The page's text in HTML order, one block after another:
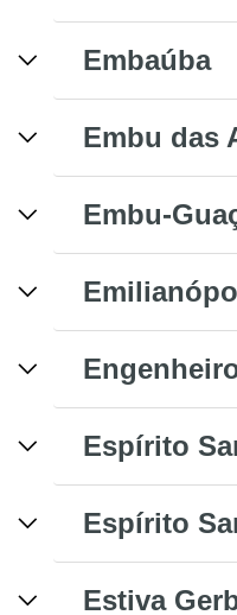
Embaúba
Embu das
Embu-
Espírito
Espírito
Estiva